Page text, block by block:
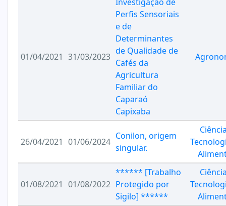
01/04/2021 31/03/2023
Perfis Sensoriais
e de
Determinantes
de Qualidade de
Cafés da
Agricultura
Familiar do
Caparaó
Capixaba
26/04/2021 01/06/2024
Conilon, origem
singular.
01/08/2021 01/08/2022
****** [Trabalho
Protegido por
Sigilo] ******